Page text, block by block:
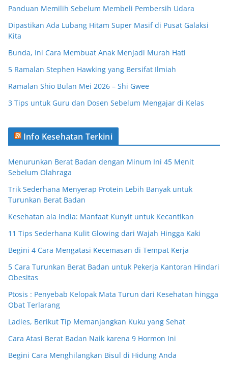
Panduan Memilih Sebelum Membeli Pembersih Udara
Dipastikan Ada Lubang Hitam Super Masif di Pusat Galaksi
Kita
Bunda, Ini Cara Membuat Anak Menjadi Murah Hati
5 Ramalan Stephen Hawking yang Bersifat Ilmiah
Ramalan Shio Bulan Mei 2026 – Shi Gwee
3 Tips untuk Guru dan Dosen Sebelum Mengajar di Kelas
Info Kesehatan Terkini
Menurunkan Berat Badan dengan Minum Ini 45 Menit
Sebelum Olahraga
Trik Sederhana Menyerap Protein Lebih Banyak untuk
Turunkan Berat Badan
Kesehatan ala India: Manfaat Kunyit untuk Kecantikan
11 Tips Sederhana Kulit Glowing dari Wajah Hingga Kaki
Begini 4 Cara Mengatasi Kecemasan di Tempat Kerja
5 Cara Turunkan Berat Badan untuk Pekerja Kantoran Hindari
Obesitas
Ptosis : Penyebab Kelopak Mata Turun dari Kesehatan hingga
Obat Terlarang
Ladies, Berikut Tip Memanjangkan Kuku yang Sehat
Cara Atasi Berat Badan Naik karena 9 Hormon Ini
Begini Cara Menghilangkan Bisul di Hidung Anda